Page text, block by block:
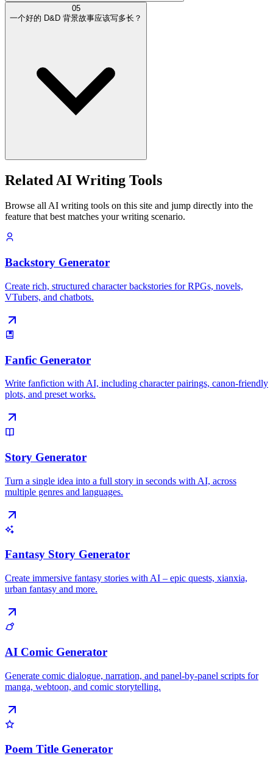
05
一个好的 D&D 背景故事应该写多长？
Related AI Writing Tools
Browse all AI writing tools on this site and jump directly into the
feature that best matches your writing scenario.
Backstory Generator
Create rich, structured character backstories for RPGs, novels,
VTubers, and chatbots.
Fanfic Generator
Write fanfiction with AI, including character pairings, canon-friendly
plots, and preset works.
Story Generator
Turn a single idea into a full story in seconds with AI, across
multiple genres and languages.
Fantasy Story Generator
Create immersive fantasy stories with AI – epic quests, xianxia,
urban fantasy and more.
AI Comic Generator
Generate comic dialogue, narration, and panel-by-panel scripts for
manga, webtoon, and comic storytelling.
Poem Title Generator